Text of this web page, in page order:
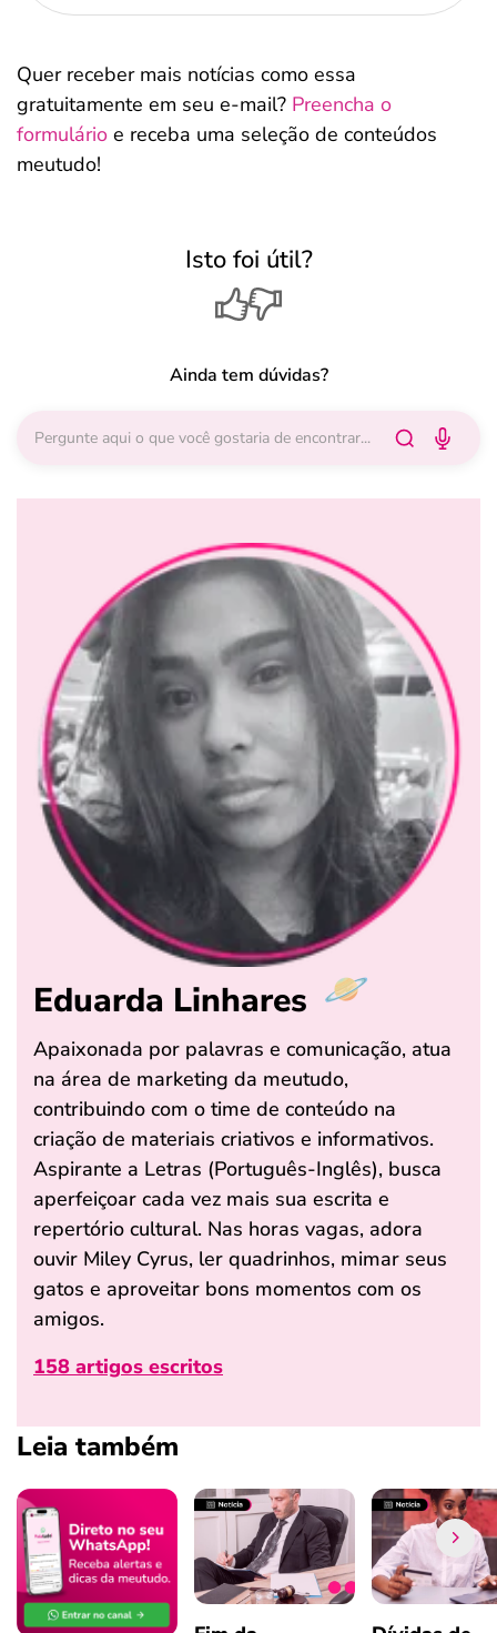
Quer receber mais notícias como essa
gratuitamente em seu e-mail? Preencha o
formulário e receba uma seleção de conteúdos
meutudo!
Isto foi útil?
Ainda tem dúvidas?
Eduarda Linhares
Apaixonada por palavras e comunicação, atua
na área de marketing da meutudo,
contribuindo com o time de conteúdo na
criação de materiais criativos e informativos.
Aspirante a Letras (Português-Inglês), busca
aperfeiçoar cada vez mais sua escrita e
repertório cultural. Nas horas vagas, adora
ouvir Miley Cyrus, ler quadrinhos, mimar seus
gatos e aproveitar bons momentos com os
amigos.
158 artigos escritos
Leia também